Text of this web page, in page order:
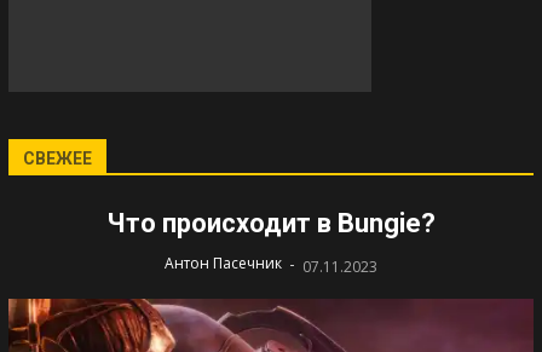
СВЕЖЕЕ
Что происходит в Bungie?
Антон Пасечник - 07.11.2023